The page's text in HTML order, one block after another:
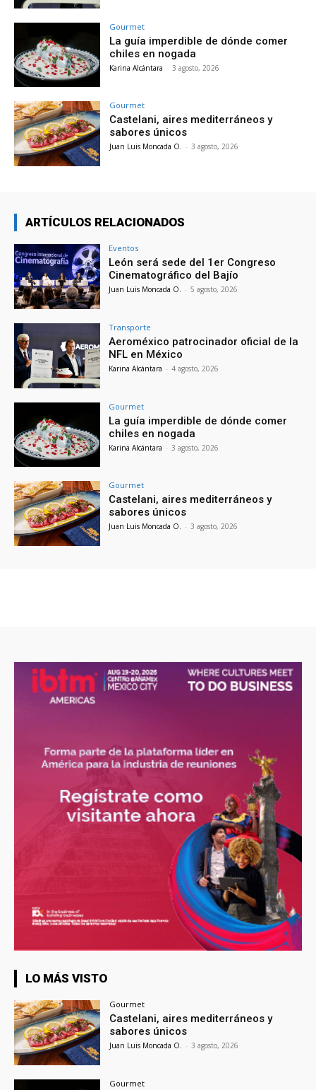
Gourmet
La guía imperdible de dónde comer
chiles en nogada
Karina Alcántara - 3 agosto, 2026
Gourmet
Castelani, aires mediterráneos y
sabores únicos
Juan Luis Moncada O. - 3 agosto, 2026
ARTÍCULOS RELACIONADOS
Eventos
León será sede del 1er Congreso
Cinematográfico del Bajío
Juan Luis Moncada O. - 5 agosto, 2026
Transporte
Aeroméxico patrocinador oficial de la
NFL en México
Karina Alcántara - 4 agosto, 2026
Gourmet
La guía imperdible de dónde comer
chiles en nogada
Karina Alcántara - 3 agosto, 2026
Gourmet
Castelani, aires mediterráneos y
sabores únicos
Juan Luis Moncada O. - 3 agosto, 2026
LO MÁS VISTO
Gourmet
Castelani, aires mediterráneos y
sabores únicos
Juan Luis Moncada O. - 3 agosto, 2026
Gourmet